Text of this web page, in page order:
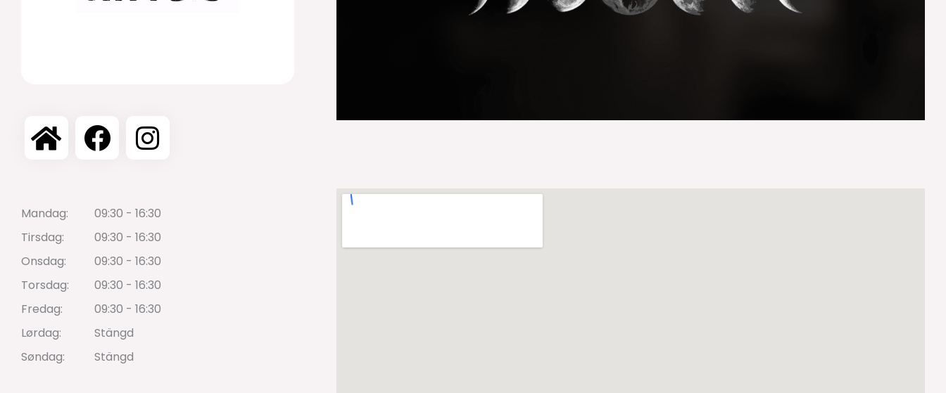
Mandag:
09:30 - 16:30
Tirsdag:
09:30 - 16:30
Onsdag:
09:30 - 16:30
Torsdag:
09:30 - 16:30
Fredag:
09:30 - 16:30
Lørdag:
Stängd
Søndag:
Stängd